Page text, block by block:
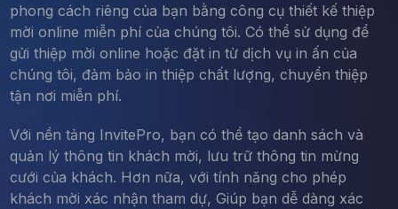
phong cách riêng của bạn bằng công cụ thiết kế thiệp
mời online miễn phí của chúng tôi. Có thể sử dụng để
gửi thiệp mời online hoặc đặt in từ dịch vụ in ấn của
chúng tôi, đảm bảo in thiệp chất lượng, chuyển thiệp
tận nơi miễn phí.
Với nền tảng InvitePro, bạn có thể tạo danh sách và
quản lý thông tin khách mời, lưu trữ thông tin mừng
cưới của khách. Hơn nữa, với tính năng cho phép
khách mời xác nhận tham dự, Giúp bạn dễ dàng xác